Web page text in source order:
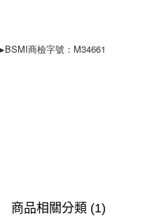
▸BSMI商檢字號：M34661
商品相關分類 (1)